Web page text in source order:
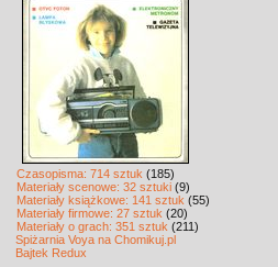
Czasopisma: 714 sztuk (185)
Materiały scenowe: 32 sztuki (9)
Materiały książkowe: 141 sztuk (55)
Materiały firmowe: 27 sztuk (20)
Materiały o grach: 351 sztuk (211)
Spiżarnia Voya na Chomikuj.pl
Bajtek Redux